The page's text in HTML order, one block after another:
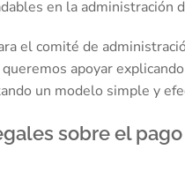
en la administración
el comité de
apoyar
un modelo simple y
sobre el